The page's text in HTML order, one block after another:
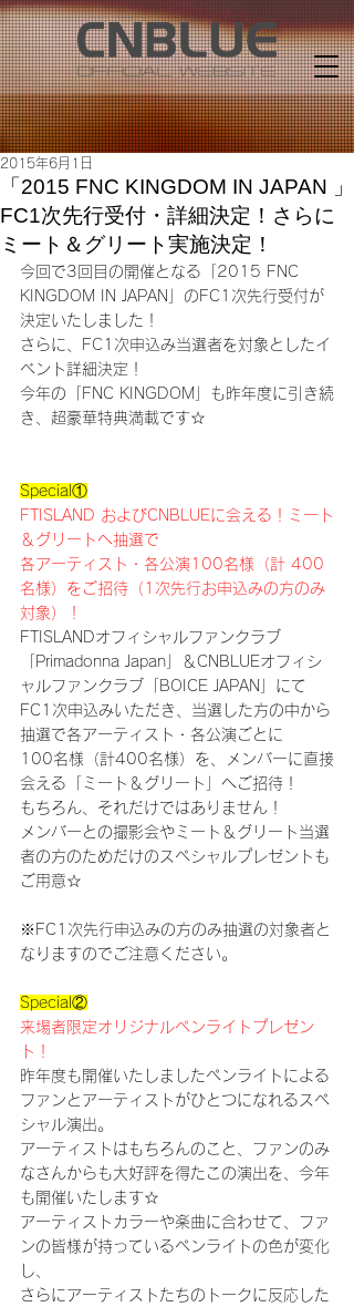
「2015 FNC KINGDOM IN JAPAN 」
FC1次先行受付・詳細決定！さらに
ミート＆グリート実施決定！
2015年6月1日
今回で3回目の開催となる「2015 FNC
KINGDOM IN JAPAN」のFC1次先行受付が
決定いたしました！
さらに、FC1次申込み当選者を対象としたイ
ベント詳細決定！
今年の「FNC KINGDOM」も昨年度に引き続
き、超豪華特典満載です☆
Special①
FTISLAND およびCNBLUEに会える！ミート
＆グリートへ抽選で
各アーティスト・各公演100名様（計 400
名様）をご招待（1次先行お申込みの方のみ
対象）！
FTISLANDオフィシャルファンクラブ
「Primadonna Japan」＆CNBLUEオフィシ
ャルファンクラブ「BOICE JAPAN」にて
FC1次申込みいただき、当選した方の中から
抽選で各アーティスト・各公演ごとに
100名様（計400名様）を、メンバーに直接
会える「ミート＆グリート」へご招待！
もちろん、それだけではありません！
メンバーとの撮影会やミート＆グリート当選
者の方のためだけのスペシャルプレゼントも
ご用意☆
※FC1次先行申込みの方のみ抽選の対象者と
なりますのでご注意ください。
Special②
来場者限定オリジナルペンライトプレゼン
ト！
昨年度も開催いたしましたペンライトによる
ファンとアーティストがひとつになれるスペ
シャル演出。
アーティストはもちろんのこと、ファンのみ
なさんからも大好評を得たこの演出を、今年
も開催いたします☆
アーティストカラーや楽曲に合わせて、ファ
ンの皆様が持っているペンライトの色が変化
し、
さらにアーティストたちのトークに反応した